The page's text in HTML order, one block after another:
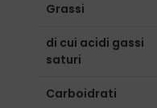
Grassi
di cui acidi gassi
saturi
Carboidrati